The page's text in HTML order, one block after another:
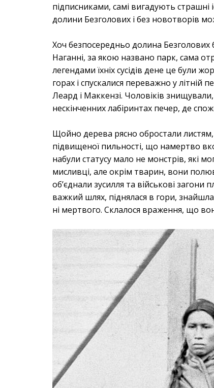
підписниками, самі вигадують страшні
долини Безголових і без новотворів
Хоч безпосередньо долина Безголових
Наганні, за якою названо парк, сама
легендами їхніх сусідів дене це були
горах і спускалися переважно у
Леард і Маккензі. Чоловіків
нескінченних лабіринтах печер, де
Щойно дерева рясно обростали
підвищеної пильності, що намертво
набули статусу мало не монстрів, які
мисливці, але окрім тварин, вони
об’єднали зусилля та військові
важкий шлях, піднялася в гори,
ні мертвого. Склалося враження, що